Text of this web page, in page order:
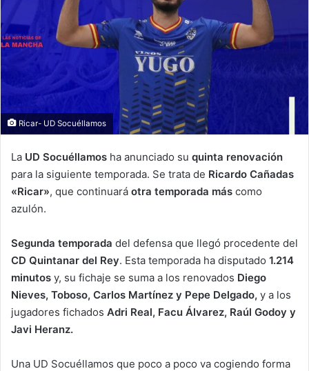
Ricar- UD Socuéllamos
La UD Socuéllamos ha anunciado su quinta renovación
para la siguiente temporada. Se trata de Ricardo Cañadas
«Ricar», que continuará otra temporada más como
azulón.
Segunda temporada del defensa que llegó procedente del
CD Quintanar del Rey. Esta temporada ha disputado 1.214
minutos y, su fichaje se suma a los renovados Diego
Nieves, Toboso, Carlos Martínez y Pepe Delgado, y a los
jugadores fichados Adri Real, Facu Álvarez, Raúl Godoy y
Javi Heranz.
Una UD Socuéllamos que poco a poco va cogiendo forma